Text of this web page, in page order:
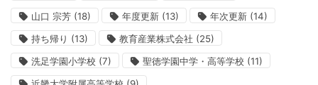
山口 宗芳 (18) 年度更新 (13) 年次更新 (14)
持ち帰り (13) 教育産業株式会社 (25)
洗足学園小学校 (7) 聖徳学園中学・高等学校 (11)